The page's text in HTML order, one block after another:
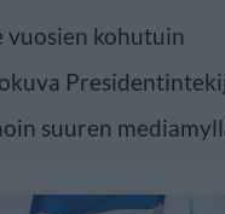
vuosien kohutuin
suuren